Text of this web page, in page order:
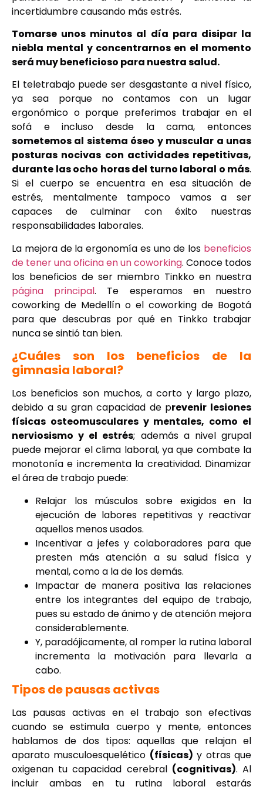
incertidumbre causando más estrés.
Tomarse unos minutos al día para disipar la
niebla mental y concentrarnos en el momento
será muy beneficioso para nuestra salud.
El teletrabajo puede ser desgastante a nivel físico,
ya sea porque no contamos con un lugar
ergonómico o porque preferimos trabajar en el
sofá e incluso desde la cama, entonces
sometemos al sistema óseo y muscular a unas
posturas nocivas con actividades repetitivas,
durante las ocho horas del turno laboral o más.
Si el cuerpo se encuentra en esa situación de
estrés, mentalmente tampoco vamos a ser
capaces de culminar con éxito nuestras
responsabilidades laborales.
La mejora de la ergonomía es uno de los beneficios
de tener una oficina en un coworking. Conoce todos
los beneficios de ser miembro Tinkko en nuestra
página principal. Te esperamos en nuestro
coworking de Medellín o el coworking de Bogotá
para que descubras por qué en Tinkko trabajar
nunca se sintió tan bien.
¿Cuáles son los beneficios de la
gimnasia laboral?
Los beneficios son muchos, a corto y largo plazo,
debido a su gran capacidad de prevenir lesiones
físicas osteomusculares y mentales, como el
nerviosismo y el estrés; además a nivel grupal
puede mejorar el clima laboral, ya que combate la
monotonía e incrementa la creatividad. Dinamizar
el área de trabajo puede:
Relajar los músculos sobre exigidos en la
ejecución de labores repetitivas y reactivar
aquellos menos usados.
Incentivar a jefes y colaboradores para que
presten más atención a su salud física y
mental, como a la de los demás.
Impactar de manera positiva las relaciones
entre los integrantes del equipo de trabajo,
pues su estado de ánimo y de atención mejora
considerablemente.
Y, paradójicamente, al romper la rutina laboral
incrementa la motivación para llevarla a
cabo.
Tipos de pausas activas
Las pausas activas en el trabajo son efectivas
cuando se estimula cuerpo y mente, entonces
hablamos de dos tipos: aquellas que relajan el
aparato musculoesquelético (físicas) y otras que
oxigenan tu capacidad cerebral (cognitivas). Al
incluir ambas en tu rutina laboral estarás